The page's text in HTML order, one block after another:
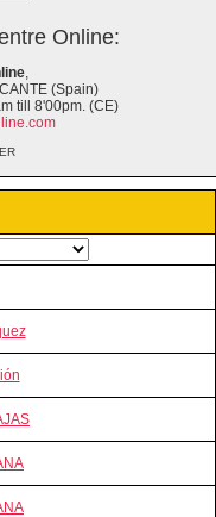
Online:
,
(Spain)
till 8'00pm. (CE)